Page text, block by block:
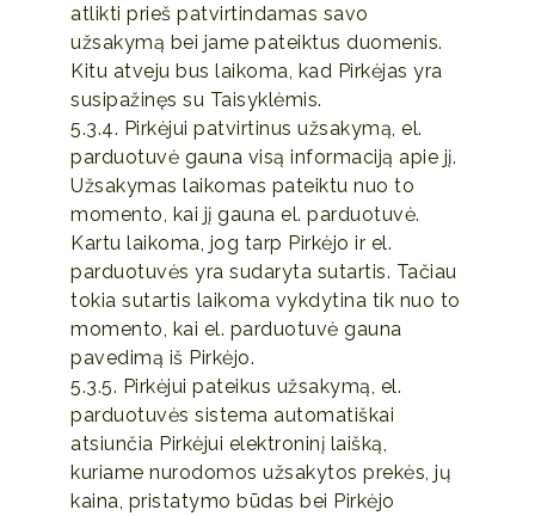
atlikti prieš patvirtindamas savo
užsakymą bei jame pateiktus duomenis.
Kitu atveju bus laikoma, kad Pirkėjas yra
susipažinęs su Taisyklėmis.
5.3.4. Pirkėjui patvirtinus užsakymą, el.
parduotuvė gauna visą informaciją apie jį.
Užsakymas laikomas pateiktu nuo to
momento, kai jį gauna el. parduotuvė.
Kartu laikoma, jog tarp Pirkėjo ir el.
parduotuvės yra sudaryta sutartis. Tačiau
tokia sutartis laikoma vykdytina tik nuo to
momento, kai el. parduotuvė gauna
pavedimą iš Pirkėjo.
5.3.5. Pirkėjui pateikus užsakymą, el.
parduotuvės sistema automatiškai
atsiunčia Pirkėjui elektroninį laišką,
kuriame nurodomos užsakytos prekės, jų
kaina, pristatymo būdas bei Pirkėjo